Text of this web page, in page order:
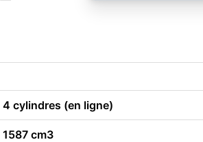
4 cylindres (en ligne)
1587 cm3